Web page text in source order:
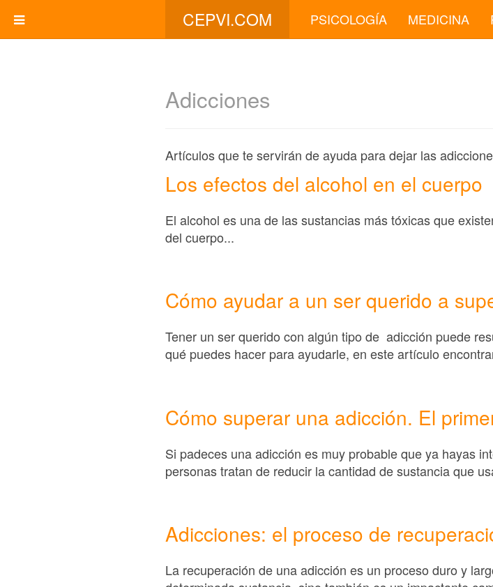
CEPVI.COM PSICOLOGÍA MEDICINA
Adicciones
Artículos que te servirán de ayuda para dejar las
Los efectos del alcohol en el cuerpo
El alcohol es una de las sustancias más tóxicas que
del cuerpo...
Cómo ayudar a un ser querido a
Tener un ser querido con algún tipo de adicción puede
qué puedes hacer para ayudarle, en este artículo
Cómo superar una adicción. El
Si padeces una adicción es muy probable que ya hayas
personas tratan de reducir la cantidad de sustancia que
Adicciones: el proceso de
La recuperación de una adicción es un proceso duro y